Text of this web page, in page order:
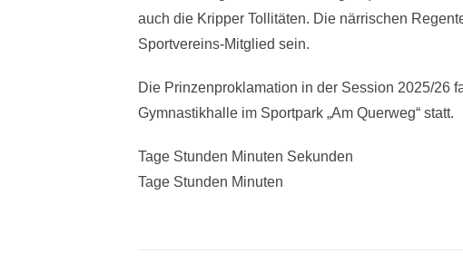
auch die Kripper Tollitäten. Die närrischen
Sportvereins-Mitglied sein.
Die Prinzenproklamation in der Session 2025/26
Gymnastikhalle im Sportpark „Am Querweg“ statt.
Tage Stunden Minuten Sekunden
Tage Stunden Minuten